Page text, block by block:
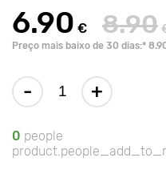
6.90 € 8.90
Preço mais baixo de 30 dias:*
- +
0 people